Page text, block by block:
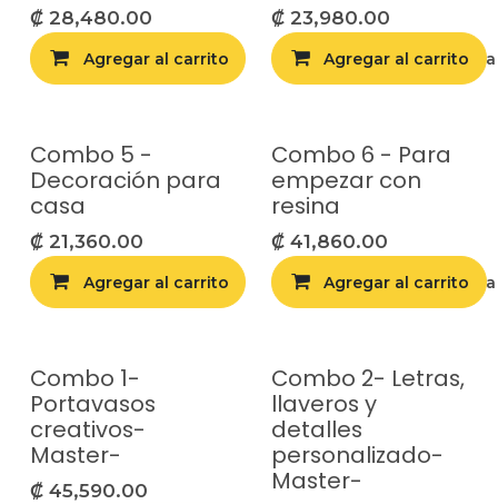
₡ 28,480.00
Agregar al carrito Agregar a la
₡ 23,980.00
Agregar al carrito
Combo 5 -
Decoración para
casa
₡ 21,360.00
Agregar al carrito Agregar a la
Combo 6 - Para
empezar con
resina
₡ 41,860.00
Agregar al carrito
Combo 1-
Portavasos
creativos-
Master-
₡ 45,590.00
Combo 2- Letras,
llaveros y
detalles
personalizado-
Master-